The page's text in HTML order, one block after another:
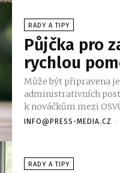
RADY A TIPY
Půjčka pro
rychlou
Může být připravena
administrativních
k nováčkům mezi
INFO@PRESS-MEDIA.CZ -
RADY A TIPY